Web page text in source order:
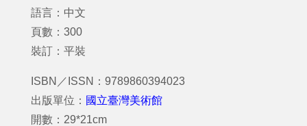
語言：中文
頁數：300
裝訂：平裝
ISBN／ISSN：9789860394023
出版單位： 國立臺灣美術館
開數：29*21cm